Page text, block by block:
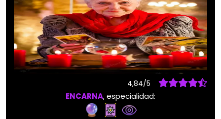
4,84/5
ENCARNA, especialidad: